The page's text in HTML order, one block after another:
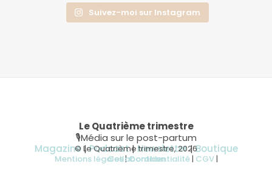
Suivez-moi sur Instagram
Le Quatrième trimestre
🎙Média sur le post-partum
Magazine|Podcast|Newsletter|Boutique
© Le Quatrième trimestre, 2026
Mentions légales|Confidentialité| CGV|
Collaboration